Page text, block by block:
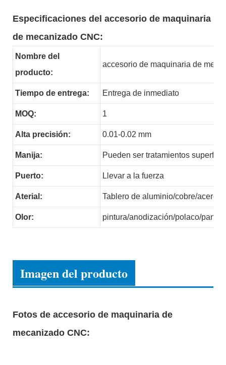
Especificaciones del accesorio de maquinaria
de mecanizado CNC:
Nombre del
producto:
accesorio de maquinaria de
Tiempo de entrega: Entrega de inmediato
MOQ: 1
Alta precisión: 0.01-0.02 mm
Manija: Pueden ser tratamientos
Puerto: Llevar a la fuerza
Aterial: Tablero de aluminio/cobre/acero,
Olor: pintura/anodización/polaco/
Imagen del producto
Fotos de accesorio de maquinaria de
mecanizado CNC: